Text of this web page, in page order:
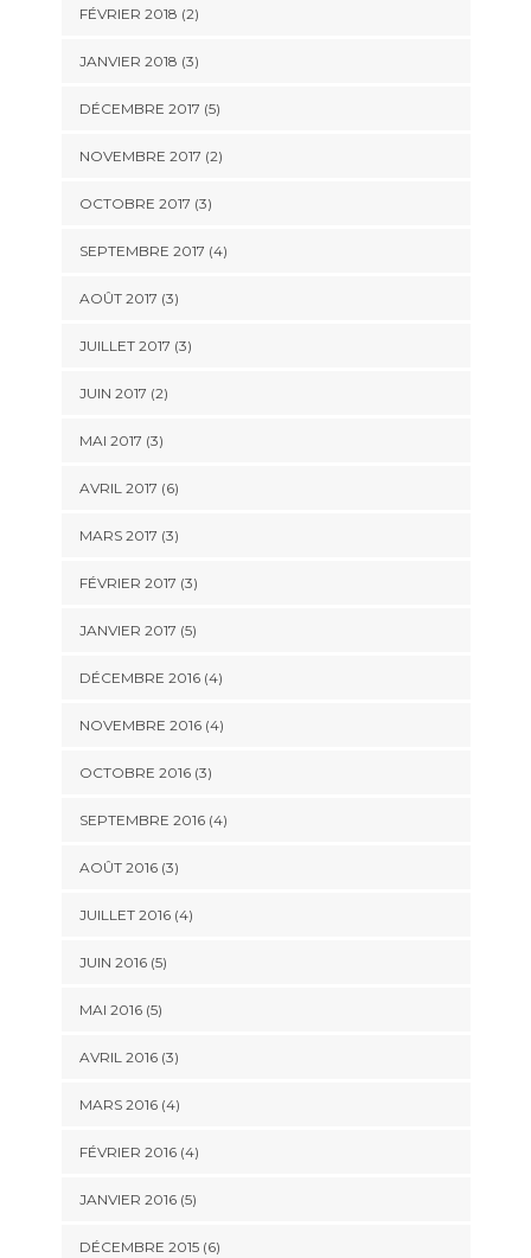
FÉVRIER 2018 (2)
JANVIER 2018 (3)
DÉCEMBRE 2017 (5)
NOVEMBRE 2017 (2)
OCTOBRE 2017 (3)
SEPTEMBRE 2017 (4)
AOÛT 2017 (3)
JUILLET 2017 (3)
JUIN 2017 (2)
MAI 2017 (3)
AVRIL 2017 (6)
MARS 2017 (3)
FÉVRIER 2017 (3)
JANVIER 2017 (5)
DÉCEMBRE 2016(4)
NOVEMBRE 2016(4)
OCTOBRE 2016(3)
SEPTEMBRE 2016(4)
AOÛT 2016(3)
JUILLET 2016(4)
JUIN 2016(5)
MAI 2016(5)
AVRIL 2016(3)
MARS 2016(4)
FÉVRIER 2016(4)
JANVIER 2016(5)
DÉCEMBRE 2015(6)